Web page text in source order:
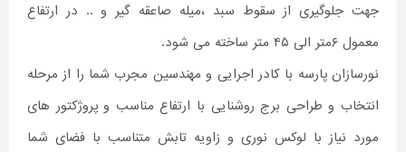
جهت جلوگیری از سقوط سبد ،میله صاعقه گیر و .. در ارتفاع
معمول ۶متر الی ۴۵ متر ساخته می شود.
نورسازان پارسه با کادر اجرایی و مهندسین مجرب شما را از مرحله
انتخاب و طراحی برج روشنایی با ارتفاع مناسب و پروژکتور های
مورد نیاز با لوکس نوری و زاویه تابش متناسب با فضای شما